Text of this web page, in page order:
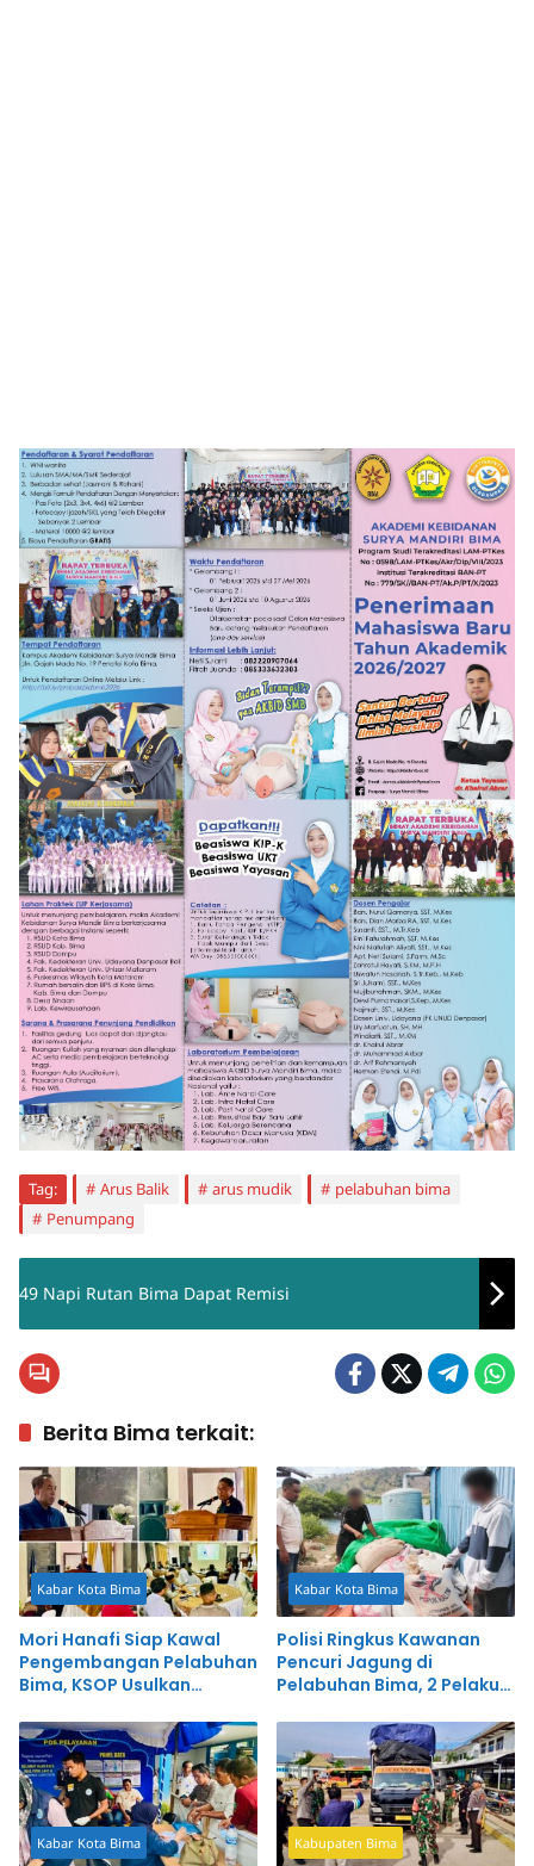
Tag: Arus Balik arus mudik
pelabuhan bima
Penumpang
49 Napi Rutan Bima Dapat Remisi
Berita Bima terkait:
Kabar Kota Bima
Mori Hanafi Siap Kawal
Pengembangan Pelabuhan
Bima, KSOP Usulkan
Rp400 Miliar
Kabar Kota Bima
Polisi Ringkus Kawanan
Pencuri Jagung di
Pelabuhan Bima, 2 Pelaku
Kabar Kota Bima Kabupaten Bima